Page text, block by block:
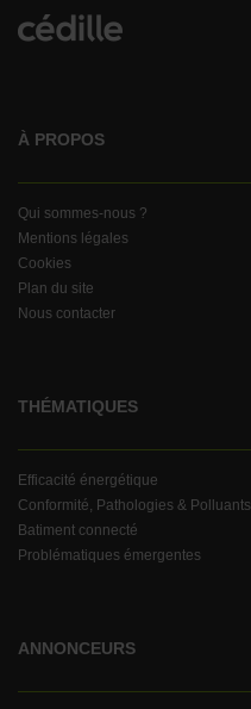
À PROPOS
Qui sommes-nous ?
Mentions légales
Cookies
Plan du site
Nous contacter
THÉMATIQUES
Efficacité énergétique
Conformité, Pathologies & Polluants
Batiment connecté
Problématiques émergentes
ANNONCEURS